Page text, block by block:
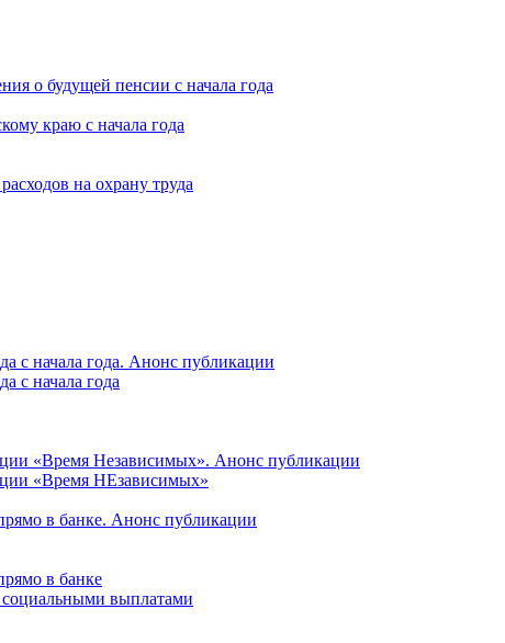
о будущей пенсии с начала года
краю с начала года
на охрану труда
с начала года. Анонс публикации
с начала года
«Время Независимых». Анонс публикации
«Время НЕзависимых»
в банке. Анонс публикации
в банке
выплатами